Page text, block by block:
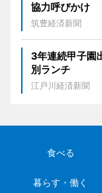
協力呼びかけ
筑豊経済新聞
3年連続甲子園
別ランチ
江戸川経済新聞
食べる
暮らす・働く